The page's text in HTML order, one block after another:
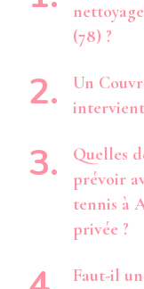
(78) ?
Un
Quelles
prévoir
tennis à
privée ?
Faut-il